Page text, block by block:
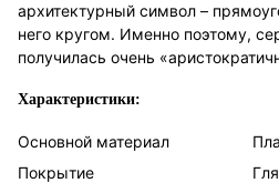
архитектурный символ –
него кругом. Именно поэтому,
получилась очень
Характеристики:
Основной материал
Покрытие